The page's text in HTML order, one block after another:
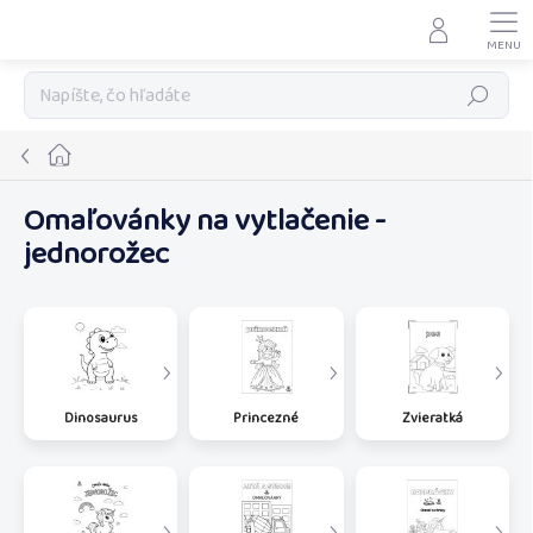
Hľadať
Domov
Omaľovánky na vytlačenie -
jednorožec
Dinosaurus Princezné Zvieratká